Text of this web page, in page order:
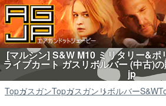
[マルシン] S&W M10 ミリタリー&ポ
ライブカート ガスリボルバー (中古)
jp
TopガスガンTopガスガン リボルバーS&W